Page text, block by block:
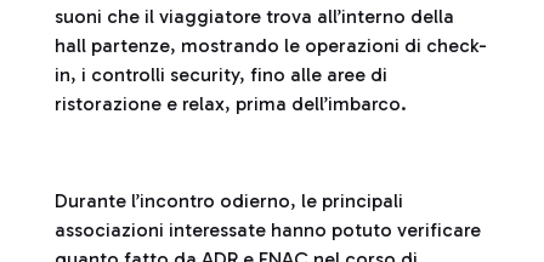
suoni che il viaggiatore trova all’interno della
hall partenze, mostrando le operazioni di check-
in, i controlli security, fino alle aree di
ristorazione e relax, prima dell’imbarco.
Durante l’incontro odierno, le principali
associazioni interessate hanno potuto verificare